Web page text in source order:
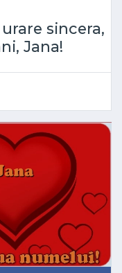
sincera,
Jana!